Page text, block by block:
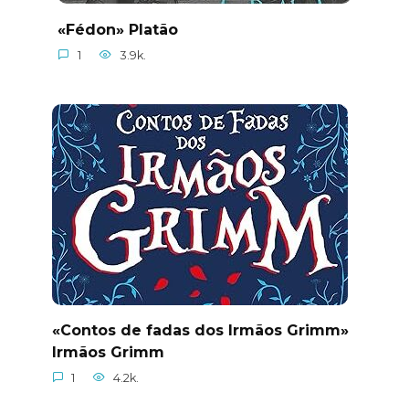
«Fédon» Platão
1 3.9k.
«Contos de fadas dos Irmãos Grimm»
Irmãos Grimm
1 4.2k.